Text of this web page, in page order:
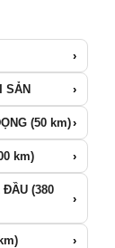
›
SẢN ›
(50 km)›
km) ›
ĐẦU (380
›
›